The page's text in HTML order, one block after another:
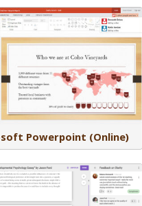
Powerpoint (Online)
grafische bestanden te bekijken,
eenvoudige bewerkingen erop toe
passen. Screenshots maken is ook
mogelijk. Van een bestandenserie
een zelfstandig draaiende
diavoorstelling te maken. Het is een
closed source-programma: d.w.z.
te gebruiken voor educatieve of
doeleinden. Beschikbaar voor
Windows.